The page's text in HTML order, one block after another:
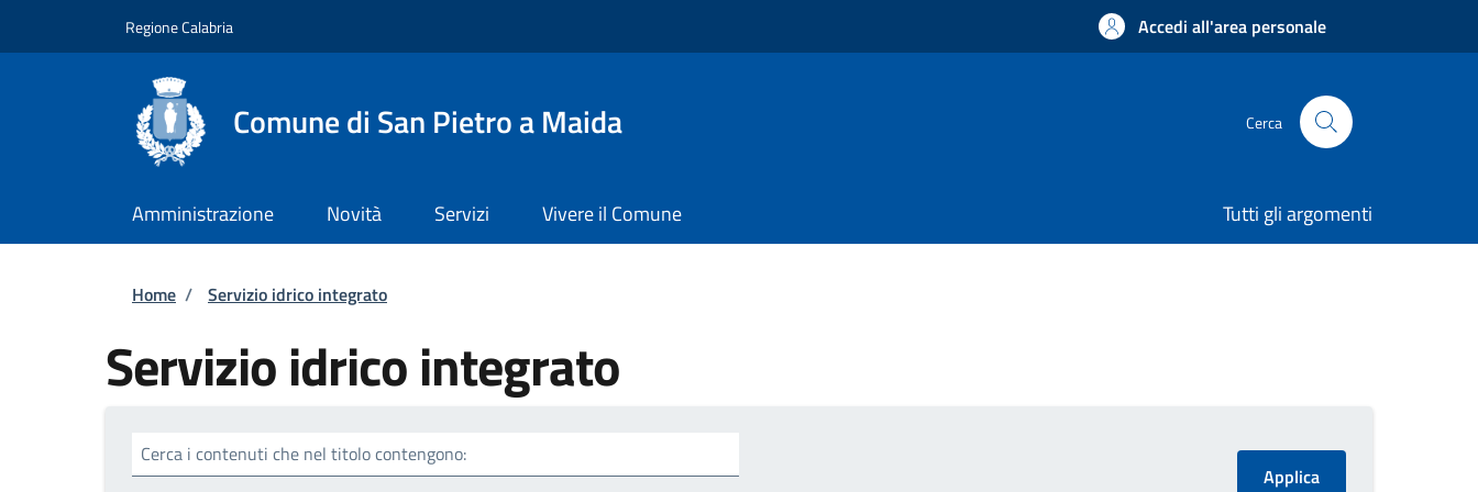
Regione Calabria Accedi all'area personale
Comune di San Pietro a Maida Cerca
Amministrazione Novità Servizi Vivere il Comune Tutti gli argomenti
Briciole di pane
Home / Servizio idrico integrato
Servizio idrico integrato
Cerca i contenuti che nel titolo contengono: